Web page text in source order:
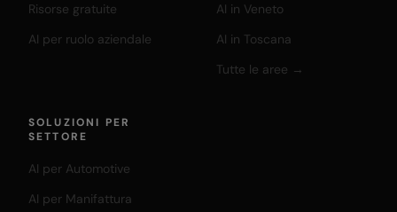
Risorse gratuite
AI per ruolo aziendale
AI in Veneto
AI in Toscana
Tutte le aree →
SOLUZIONI PER
SETTORE
AI per Automotive
AI per Manifattura